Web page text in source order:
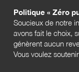
Politique « Zéro
Soucieux de notre
avons fait le choix,
génèrent aucun
Vous voulez